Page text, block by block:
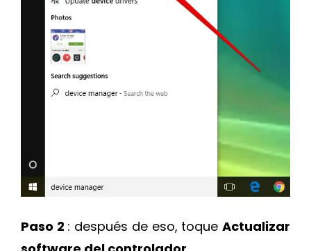
Paso 2 : después de eso, toqueActualizar